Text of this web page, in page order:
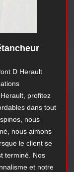
D Herault
profitez
dans tout
nous
nous aimons
le client se
terminé. Nos
et notre